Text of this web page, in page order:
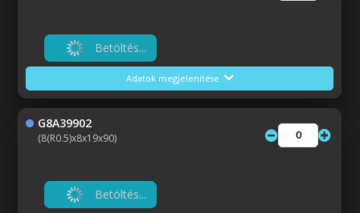
Betöltés...
Adatok megjelenítése
G8A39902
(8(R0.5)x8x19x90)
Betöltés...